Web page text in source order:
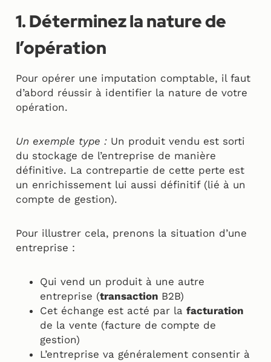
1. Déterminez la nature de
l’opération
Pour opérer une imputation comptable, il faut
d’abord réussir à identifier la nature de votre
opération.
Un exemple type : Un produit vendu est sorti
du stockage de l’entreprise de manière
définitive. La contrepartie de cette perte est
un enrichissement lui aussi définitif (lié à un
compte de gestion).
Pour illustrer cela, prenons la situation d’une
entreprise :
Qui vend un produit à une autre
entreprise (transaction B2B)
Cet échange est acté par la facturation
de la vente (facture de compte de
gestion)
L’entreprise va généralement consentir à